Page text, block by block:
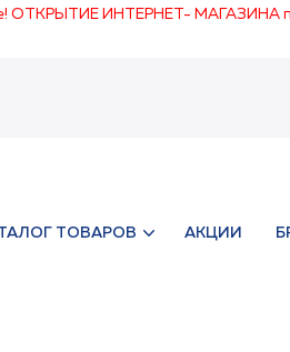
ОТКРЫТИЕ ИНТЕРНЕТ- МАГАЗИНА
ТОВАРОВ АКЦИИ